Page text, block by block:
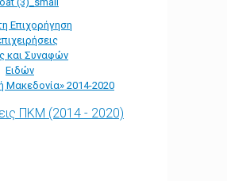
Επιχορήγηση
και Συναφών
Ειδών
Μακεδονία» 2014-2020
ΠΚΜ (2014 - 2020)